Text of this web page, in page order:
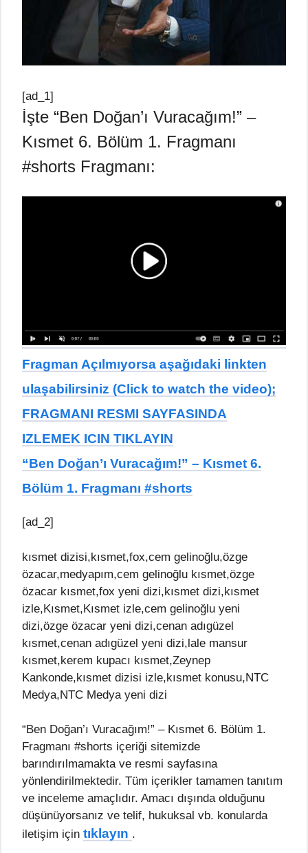
[ad_1]
İşte “Ben Doğan’ı Vuracağım!” –
Kısmet 6. Bölüm 1. Fragmanı
#shorts Fragmanı:
Fragman Açılmıyorsa aşağıdaki linkten
ulaşabilirsiniz (Click to watch the video);
FRAGMANI RESMI SAYFASINDA
IZLEMEK ICIN TIKLAYIN
“Ben Doğan’ı Vuracağım!” – Kısmet 6.
Bölüm 1. Fragmanı #shorts
[ad_2]
kısmet dizisi,kısmet,fox,cem gelinoğlu,özge
özacar,medyapım,cem gelinoğlu kısmet,özge
özacar kısmet,fox yeni dizi,kısmet dizi,kısmet
izle,Kısmet,Kısmet izle,cem gelinoğlu yeni
dizi,özge özacar yeni dizi,cenan adıgüzel
kısmet,cenan adıgüzel yeni dizi,lale mansur
kısmet,kerem kupacı kısmet,Zeynep
Kankonde,kısmet dizisi izle,kısmet konusu,NTC
Medya,NTC Medya yeni dizi
“Ben Doğan’ı Vuracağım!” – Kısmet 6. Bölüm 1.
Fragmanı #shorts içeriği sitemizde
barındırılmamakta ve resmi sayfasına
yönlendirilmektedir. Tüm içerikler tamamen tanıtım
ve inceleme amaçlıdır. Amacı dışında olduğunu
düşünüyorsanız ve telif, hukuksal vb. konularda
iletişim için tıklayın .